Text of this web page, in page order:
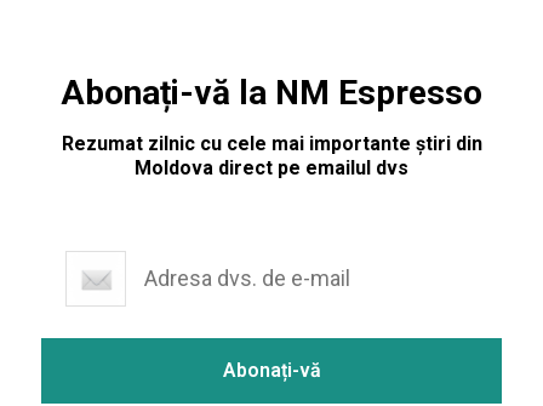
Abonați-vă la NM Espresso
Rezumat zilnic cu cele mai importante știri din
Moldova direct pe emailul dvs